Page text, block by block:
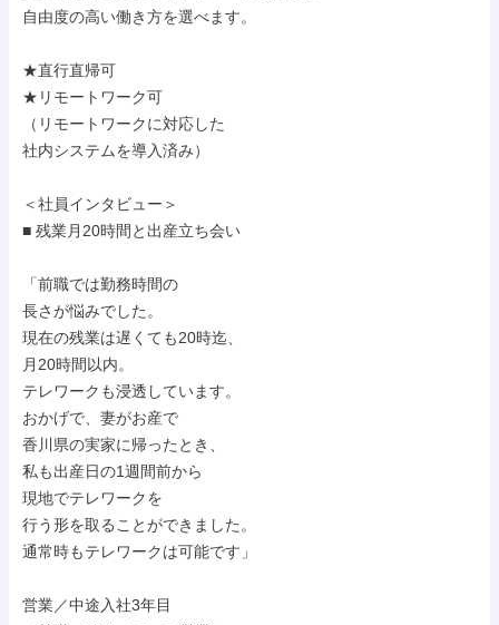
自由度の高い働き方を選べます。
★直行直帰可
★リモートワーク可
（リモートワークに対応した
社内システムを導入済み）
＜社員インタビュー＞
■ 残業月20時間と出産立ち会い
「前職では勤務時間の
長さが悩みでした。
現在の残業は遅くても20時迄、
月20時間以内。
テレワークも浸透しています。
おかげで、妻がお産で
香川県の実家に帰ったとき、
私も出産日の1週間前から
現地でテレワークを
行う形を取ることができました。
通常時もテレワークは可能です」
営業／中途入社3年目